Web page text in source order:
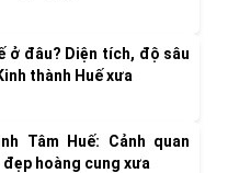
ở đâu? Diện tích, độ sâu
thành Huế xưa
Tâm Huế: Cảnh quan
hoàng cung xưa